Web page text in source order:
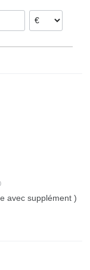
avec supplément )